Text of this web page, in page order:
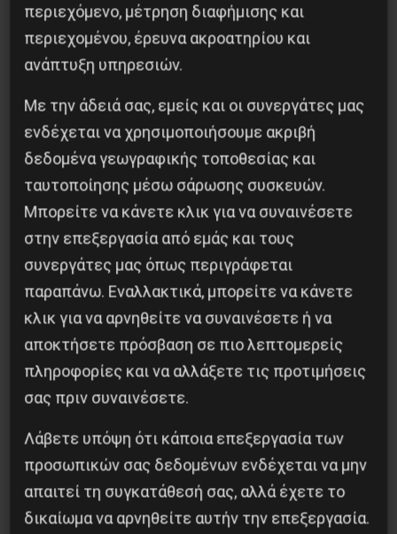
Η Eπανάσταση της 19 Ιουλίου 1936 στην
Iσπανία
5 Αυγούστου 2026
περιεχόμενο, μέτρηση διαφήμισης και
περιεχομένου, έρευνα ακροατηρίου και
ανάπτυξη υπηρεσιών.
Με την άδειά σας, εμείς και οι συνεργάτες μας
ενδέχεται να χρησιμοποιήσουμε ακριβή
δεδομένα γεωγραφικής τοποθεσίας και
ταυτοποίησης μέσω σάρωσης συσκευών.
Μπορείτε να κάνετε κλικ για να συναινέσετε
στην επεξεργασία από εμάς και τους
συνεργάτες μας όπως περιγράφεται
παραπάνω. Εναλλακτικά, μπορείτε να κάνετε
κλικ για να αρνηθείτε να συναινέσετε ή να
αποκτήσετε πρόσβαση σε πιο λεπτομερείς
πληροφορίες και να αλλάξετε τις προτιμήσεις
σας πριν συναινέσετε.
Λάβετε υπόψη ότι κάποια επεξεργασία των
προσωπικών σας δεδομένων ενδέχεται να μην
απαιτεί τη συγκατάθεσή σας, αλλά έχετε το
δικαίωμα να αρνηθείτε αυτήν την επεξεργασία.